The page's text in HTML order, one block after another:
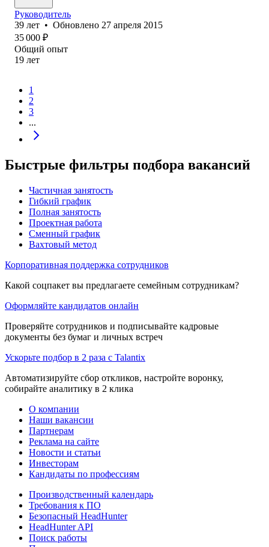
Руководитель
39 лет • Обновлено 27 апреля 2015
35 000 ₽
Общий опыт
19 лет
1
2
3
...
Быстрые фильтры подбора вакансий
Частичная занятость
Гибкий график
Полная занятость
Проектная работа
Сменный график
Вахтовый метод
Корпоративная поддержка сотрудников
Какой соцпакет вы предлагаете семейным сотрудникам?
Оформляйте кандидатов онлайн
Проверяйте сотрудников и подписывайте кадровые
документы без бумаг и личных встреч
Ускорьте подбор в 2 раза с Talantix
Автоматизируйте сбор откликов, настройте воронку,
собирайте аналитику в 2 клика
О компании
Наши вакансии
Партнерам
Реклама на сайте
Новости и статьи
Инвесторам
Кандидаты по профессиям
Производственный календарь
Требования к ПО
Безопасный HeadHunter
HeadHunter API
Поиск работы